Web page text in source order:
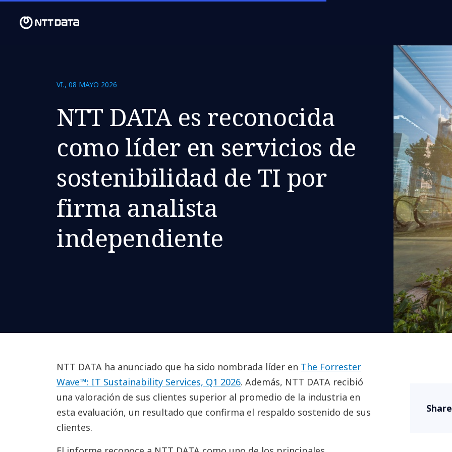
VI., 08 MAYO 2026
NTT DATA es reconocida
como líder en servicios de
sostenibilidad de TI por
firma analista
independiente
NTT DATA ha anunciado que ha sido nombrada líder en The Forrester
Wave™: IT Sustainability Services, Q1 2026. Además, NTT DATA recibió
una valoración de sus clientes superior al promedio de la industria en
esta evaluación, un resultado que confirma el respaldo sostenido de sus
clientes.